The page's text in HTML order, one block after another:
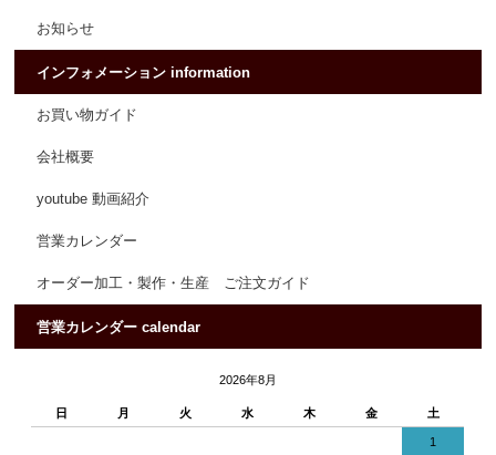
お知らせ
インフォメーション information
お買い物ガイド
会社概要
youtube 動画紹介
営業カレンダー
オーダー加工・製作・生産 ご注文ガイド
営業カレンダー calendar
2026年8月
日 月 火 水 木 金 土
1